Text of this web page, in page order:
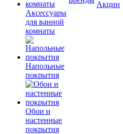
Аксессуары
для ванной
комнаты
Напольные
покрытия
Обои и
настенные
покрытия
Акции